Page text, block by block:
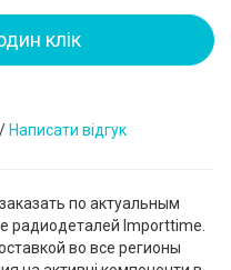
клік
/ Написати відгук
по актуальным
радиодеталей Importtime.
во все регионы